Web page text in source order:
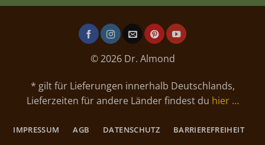
© 2026 Dr. Almond
* gilt für Lieferungen innerhalb Deutschlands,
Lieferzeiten für andere Länder findest du hier …
IMPRESSUM AGB DATENSCHUTZ BARRIEREFREIHEIT